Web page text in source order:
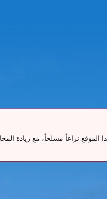
الموقع نزاعاً مسلحاً، مع زيادة